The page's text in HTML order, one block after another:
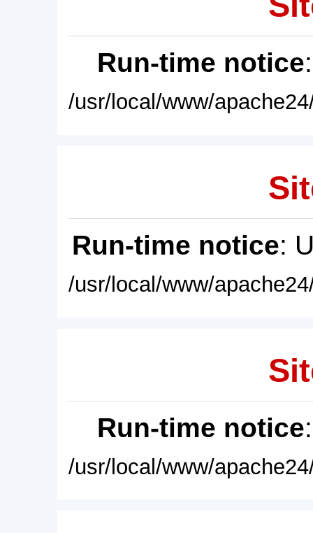
Run-time notice
/usr/local/www/
Run-time notice:
/usr/local/www/
Run-time notice
/usr/local/www/